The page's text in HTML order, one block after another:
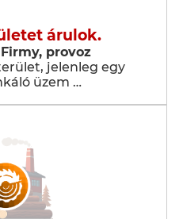
árulok.
provoz
jelenleg egy
üzem …